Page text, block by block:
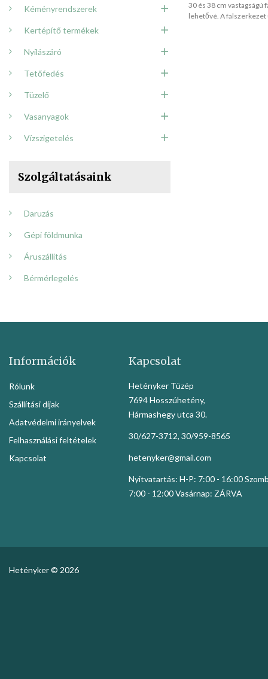
Kéményrendszerek
Kertépítő termékek
Nyílászáró
Tetőfedés
Tüzelő
Vasanyagok
Vízszigetelés
Szolgáltatásaink
Daruzás
Gépi földmunka
Áruszállítás
Bérmérlegelés
30 és 38 cm vastagságú
lehetővé. A
Információk
Rólunk
Szállítási díjak
Adatvédelmi irányelvek
Felhasználási feltételek
Kapcsolat
Kapcsolat
Hetényker Tüzép
7694 Hosszúhetény,
Hármashegy utca 30.
30/627-3712, 30/959-8565
hetenyker@gmail.com
Nyitvatartás: H-P: 7:00 - 16:00
7:00 - 12:00 Vasárnap: ZÁRVA
Hetényker © 2026